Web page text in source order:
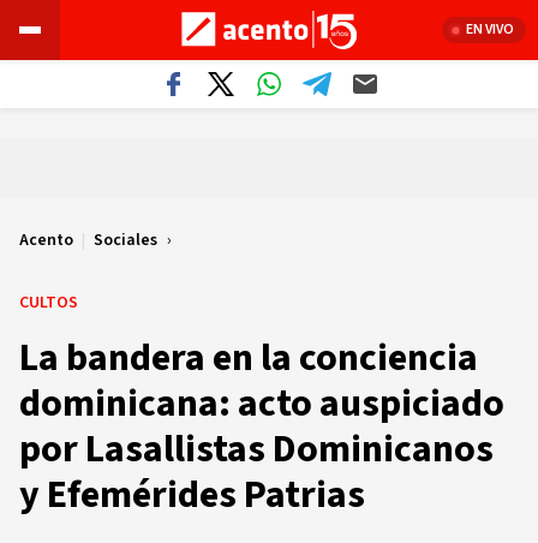
EN VIVO
Acento | Sociales
CULTOS
La bandera en la conciencia
dominicana: acto auspiciado
por Lasallistas Dominicanos
y Efemérides Patrias